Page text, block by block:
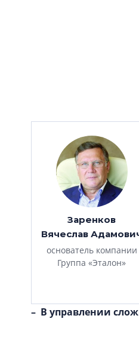
Заренков
Вячеслав
основатель компании
Группа «Эталон»
– Больше. На начало
Всеволожска,
объяснять —
– Сложившаяся
– Пока нам наша
начинать поиск
миллионники.
– В управлении